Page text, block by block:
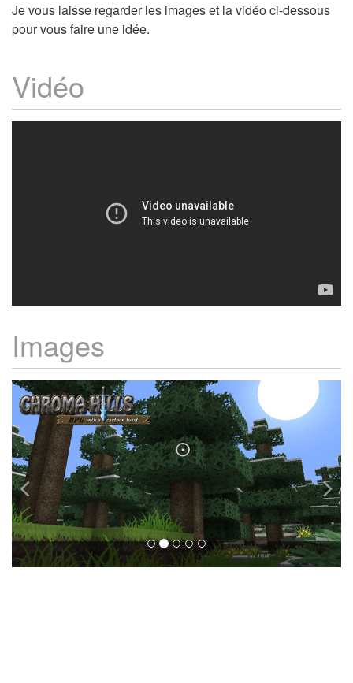
Je vous laisse regarder les images et la vidéo ci-dessous
pour vous faire une idée.
Vidéo
Images